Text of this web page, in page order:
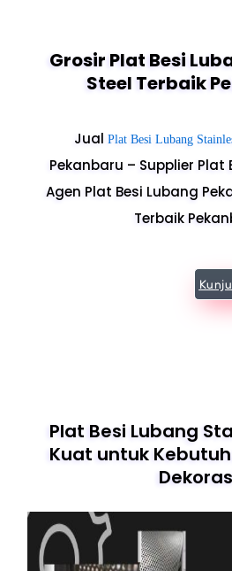
Grosir Plat Besi
Steel Terbaik
Jual Plat Besi Lubang
Pekanbaru – Supplier Plat
Agen Plat Besi Lubang
Terbaik
Plat Besi Lubang
Kuat untuk